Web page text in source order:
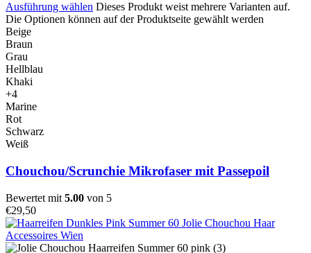
Ausführung wählen Dieses Produkt weist mehrere Varianten auf.
Die Optionen können auf der Produktseite gewählt werden
Beige
Braun
Grau
Hellblau
Khaki
+4
Marine
Rot
Schwarz
Weiß
Chouchou/Scrunchie Mikrofaser mit Passepoil
Bewertet mit 5.00 von 5
€29,50